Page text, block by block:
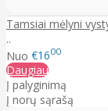
Tamsiai mėlyni
..
Nuo €1600
Daugiau
Į palyginimą
Į norų sąrašą